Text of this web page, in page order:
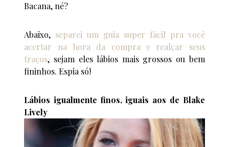
Bacana, né?
Abaixo, separei um guia super fácil pra você
acertar na hora da compra e realçar seus
traços, sejam eles lábios mais grossos ou bem
fininhos. Espia só!
Lábios igualmente finos, iguais aos de Blake
Lively